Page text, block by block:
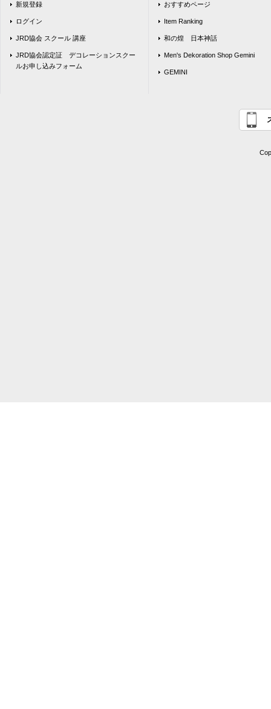
新規登録
ログイン
JRD協会 スクール 講座
JRD協会認定証 デコレーションスクー
ルお申し込みフォーム
おすすめページ
Item Ranking
和の煌 日本神話
Men's Dekoration Shop Gemini
GEMINI